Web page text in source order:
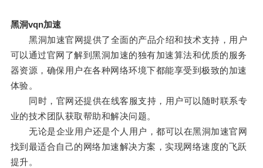
黑洞vqn加速
黑洞加速官网提供了全面的产品介绍和技术支持，用户
可以通过官网了解到黑洞加速的独有加速算法和优质的服务
器资源，确保用户在各种网络环境下都能享受到极致的加速
体验。
同时，官网还提供在线客服支持，用户可以随时联系专
业的技术团队获取帮助和解决问题。
无论是企业用户还是个人用户，都可以在黑洞加速官网
找到最适合自己的网络加速解决方案，实现网络速度的飞跃
提升。